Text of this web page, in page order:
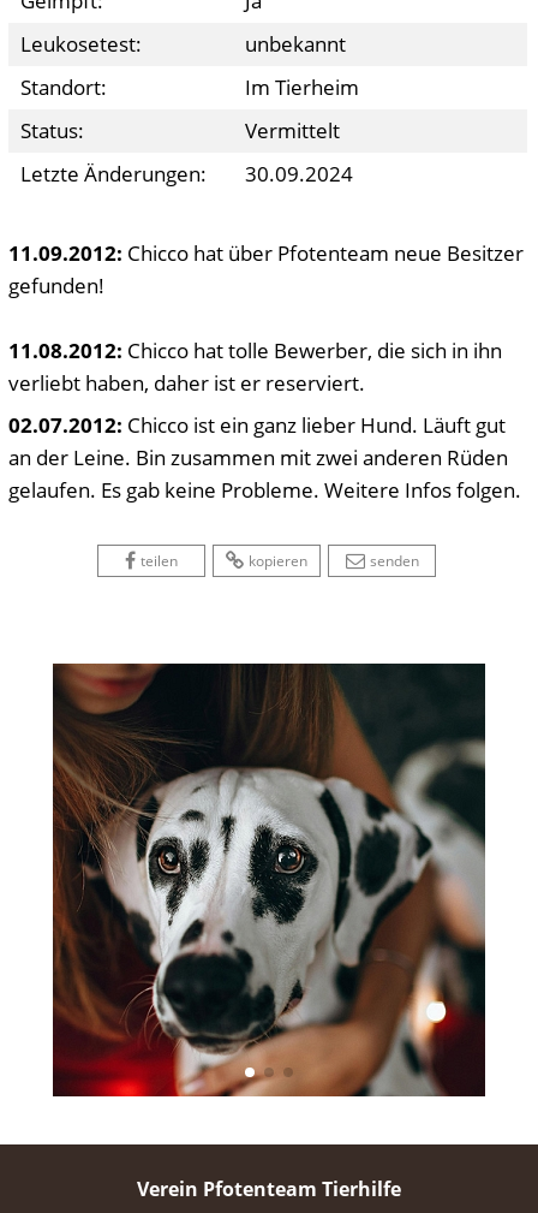
Leukosetest:
unbekannt
Standort:
Im Tierheim
Status:
Vermittelt
Letzte Änderungen:
30.09.2024
11.09.2012: Chicco hat über Pfotenteam neue Besitzer
gefunden!
11.08.2012: Chicco hat tolle Bewerber, die sich in ihn
verliebt haben, daher ist er reserviert.
02.07.2012: Chicco ist ein ganz lieber Hund. Läuft gut
an der Leine. Bin zusammen mit zwei anderen Rüden
gelaufen. Es gab keine Probleme. Weitere Infos folgen.
teilen kopieren senden
Verein Pfotenteam Tierhilfe